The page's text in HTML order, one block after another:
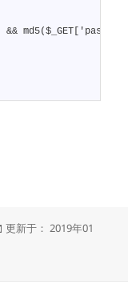
&&
发
更新于： 2019年01